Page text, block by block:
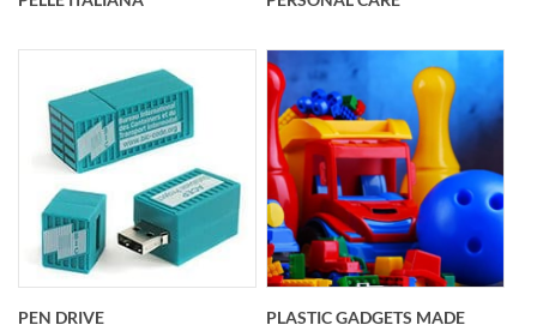
PEN DRIVE
PLASTIC GADGETS MADE